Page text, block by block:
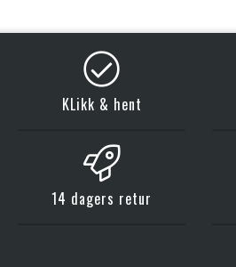
KLikk & hent
14 dagers retur